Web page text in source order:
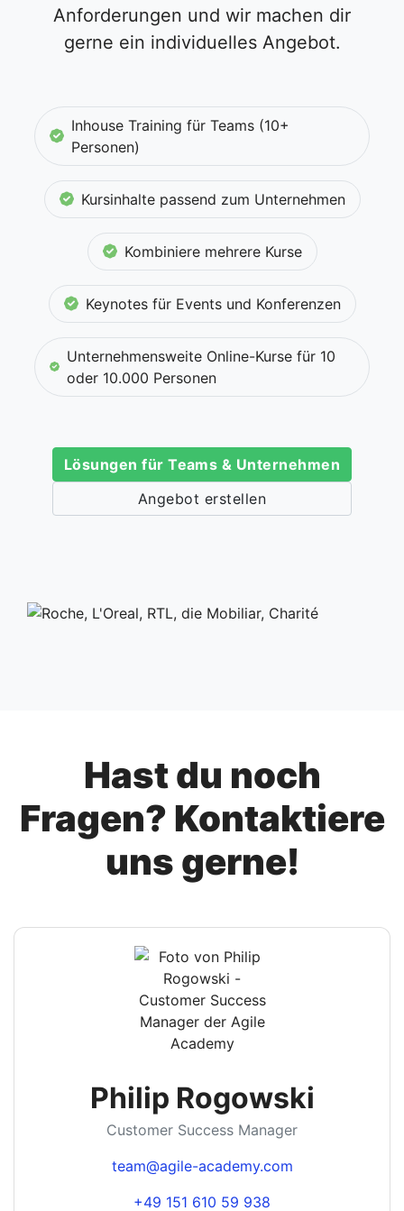
Anforderungen und wir machen dir
gerne ein individuelles Angebot.
Inhouse Training für Teams (10+
Personen)
Kursinhalte passend zum Unternehmen
Kombiniere mehrere Kurse
Keynotes für Events und Konferenzen
Unternehmensweite Online-Kurse für 10
oder 10.000 Personen
Lösungen für Teams & Unternehmen
Angebot erstellen
Hast du noch
Fragen? Kontaktiere
uns gerne!
Philip Rogowski
Customer Success Manager
team@agile-academy.com
+49 151 610 59 938